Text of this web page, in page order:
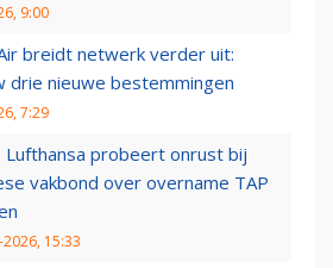
9:00
breidt netwerk verder uit:
drie nieuwe bestemmingen
7:29
Lufthansa probeert onrust bij
vakbond over overname TAP
15:33